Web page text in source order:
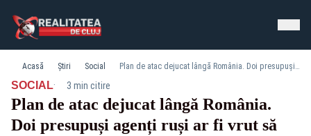
Acasă Știri Social Plan de atac dejucat lângă România. Doi presupuși agenți ruși ar fi vrut să arunce în aer fabrici de armament din Germania
SOCIAL· 3 min citire
Plan de atac dejucat lângă România.
Doi presupuși agenți ruși ar fi vrut să